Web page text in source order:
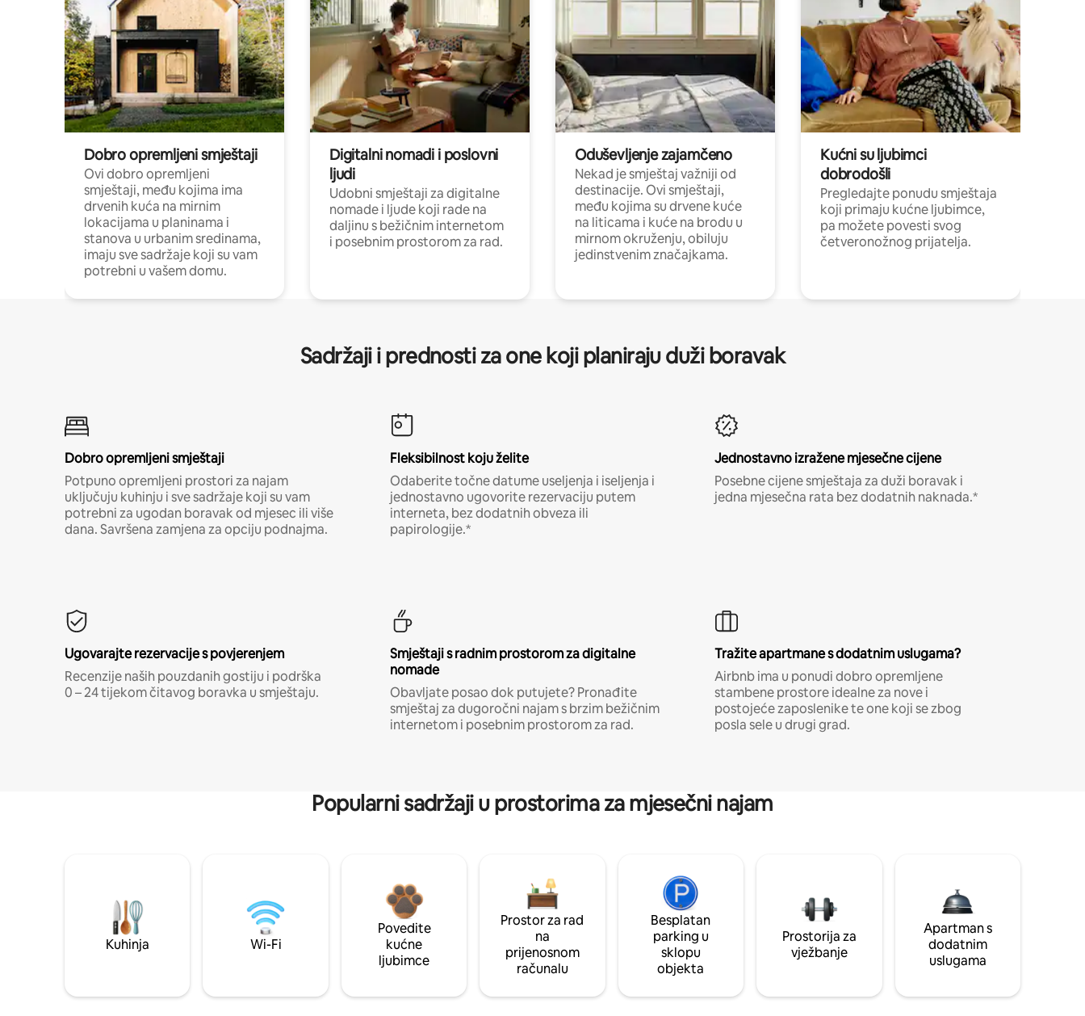
Dobro opremljeni smještaji
Ovi dobro opremljeni
smještaji, među kojima ima
drvenih kuća na mirnim
lokacijama u planinama i
stanova u urbanim sredinama,
imaju sve sadržaje koji su vam
potrebni u vašem domu.
Digitalni nomadi i poslovni
ljudi
Udobni smještaji za digitalne
nomade i ljude koji rade na
daljinu s bežičnim internetom
i posebnim prostorom za rad.
Oduševljenje zajamčeno
Nekad je smještaj važniji od
destinacije. Ovi smještaji,
među kojima su drvene kuće
na liticama i kuće na brodu u
mirnom okruženju, obiluju
jedinstvenim značajkama.
Kućni su ljubimci
dobrodošli
Pregledajte ponudu smještaja
koji primaju kućne ljubimce,
pa možete povesti svog
četveronožnog prijatelja.
Sadržaji i prednosti za one koji planiraju duži boravak
Dobro opremljeni smještaji
Potpuno opremljeni prostori za najam
uključuju kuhinju i sve sadržaje koji su vam
potrebni za ugodan boravak od mjesec ili više
dana. Savršena zamjena za opciju podnajma.
Fleksibilnost koju želite
Odaberite točne datume useljenja i iseljenja i
jednostavno ugovorite rezervaciju putem
interneta, bez dodatnih obveza ili
papirologije.*
Jednostavno izražene mjesečne cijene
Posebne cijene smještaja za duži boravak i
jedna mjesečna rata bez dodatnih naknada.*
Ugovarajte rezervacije s povjerenjem
Recenzije naših pouzdanih gostiju i podrška
0 – 24 tijekom čitavog boravka u smještaju.
Smještaji s radnim prostorom za digitalne
nomade
Obavljate posao dok putujete? Pronađite
smještaj za dugoročni najam s brzim bežičnim
internetom i posebnim prostorom za rad.
Tražite apartmane s dodatnim uslugama?
Airbnb ima u ponudi dobro opremljene
stambene prostore idealne za nove i
postojeće zaposlenike te one koji se zbog
posla sele u drugi grad.
Popularni sadržaji u prostorima za mjesečni najam
Kuhinja Wi-Fi
Povedite
kućne
ljubimce
Prostor za rad
na
prijenosnom
računalu
Besplatan
parking u
sklopu
objekta
Prostorija za
vježbanje
Apartman s
dodatnim
uslugama